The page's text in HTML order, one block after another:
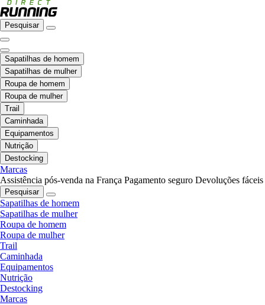
Pesquisar
Sapatilhas de homem
Sapatilhas de mulher
Roupa de homem
Roupa de mulher
Trail
Caminhada
Equipamentos
Nutrição
Destocking
Marcas
Assistência pós-venda na França Pagamento seguro Devoluções fáceis
Pesquisar
Sapatilhas de homem
Sapatilhas de mulher
Roupa de homem
Roupa de mulher
Trail
Caminhada
Equipamentos
Nutrição
Destocking
Marcas